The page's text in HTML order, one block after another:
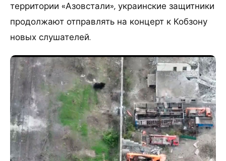
территории «Азовстали», украинские защитники
продолжают отправлять на концерт к Кобзону
новых слушателей.